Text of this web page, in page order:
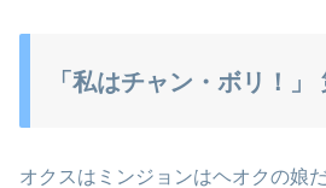
「私はチャン・ボリ！」
オクスはミンジョンはヘオクの娘